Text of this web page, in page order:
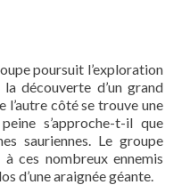
poursuit l’exploration
découverte d’un grand
côté se trouve une
s’approche-t-il que
sauriennes. Le groupe
ces nombreux ennemis
d’une araignée géante.